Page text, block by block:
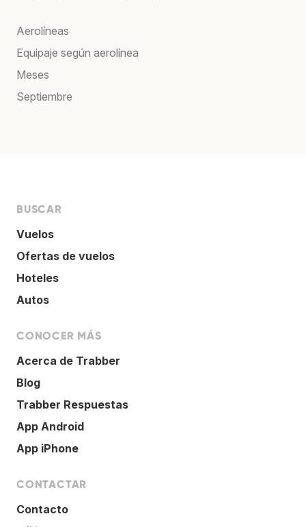
Aerolíneas
Equipaje según aerolínea
Meses
Septiembre
BUSCAR
Vuelos
Ofertas de vuelos
Hoteles
Autos
CONOCER MÁS
Acerca de Trabber
Blog
Trabber Respuestas
App Android
App iPhone
CONTACTAR
Contacto